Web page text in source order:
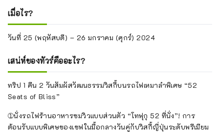
เมื่อไร?
วันที่ 25 (พฤหัสบดี) – 26 มกราคม (ศุกร์) 2024
เสน่ห์ของทัวร์คืออะไร?
ทริป 1 คืน 2 วันสัมผัสวัฒนธรรมวิสกี้บนรถไฟเหมาลำพิเศษ “52
Seats of Bliss”
➀นั่งรถไฟร้านอาหารชมวิวแบบส่วนตัว “โทฟุกุ 52 ที่นั่ง”! การ
ต้อนรับแบบพิเศษของเชฟในมื้อกลางวันคู่กับวิสกี้ญี่ปุ่นระดับพรีเมียม